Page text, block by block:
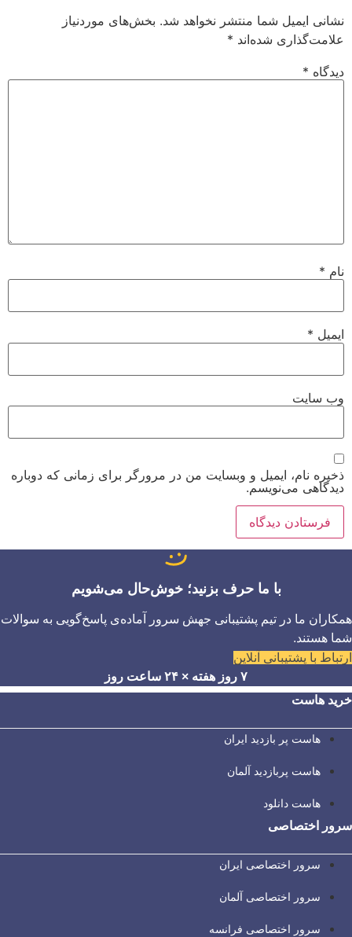
نشانی ایمیل شما منتشر نخواهد شد. بخش‌های موردنیاز
علامت‌گذاری شده‌اند *
دیدگاه *
نام *
ایمیل *
وب‌ سایت
ذخیره نام، ایمیل و وبسایت من در مرورگر برای زمانی که دوباره
دیدگاهی می‌نویسم.
با ما حرف بزنید؛ خوش‌حال می‌شویم
همکاران ما در تیم پشتیبانی جهش سرور آماده‌ی پاسخ‌گویی به سوالات
شما هستند.
ارتباط با پشتیبانی آنلاین
۷ روز هفته × ۲۴ ساعت روز
خرید هاست
هاست پر بازدید ایران
هاست پربازدید آلمان
هاست دانلود
سرور اختصاصی
سرور اختصاصی ایران
سرور اختصاصی آلمان
سرور اختصاصی فرانسه